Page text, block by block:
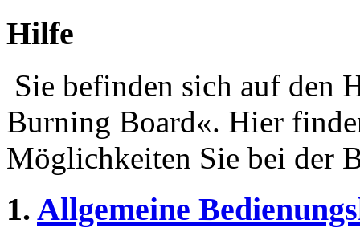
Hilfe
Sie befinden sich auf den
Burning Board«. Hier
Möglichkeiten Sie bei der
1. Allgemeine